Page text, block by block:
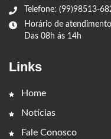
Telefone: (99)98513-
Horário de
Das 08h ás 14h
Links
Home
Notícias
Fale Conosco